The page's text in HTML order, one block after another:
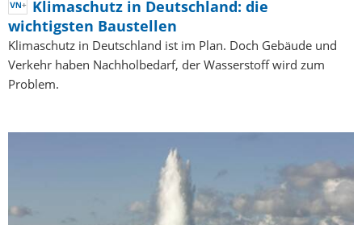
Klimaschutz in Deutschland: die
wichtigsten Baustellen
Klimaschutz in Deutschland ist im Plan. Doch Gebäude und
Verkehr haben Nachholbedarf, der Wasserstoff wird zum
Problem.